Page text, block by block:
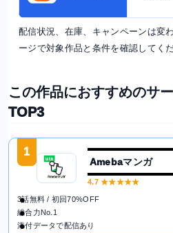
配信状況、在庫、キャンペーンは変
ージで対象作品と条件を確認してくだ
この作品におすすめのサ
TOP3
1
Amebaマンガ
4.7★★★★★
3話無料 / 初回70%OFF
総合力No.1
添付データで配信あり